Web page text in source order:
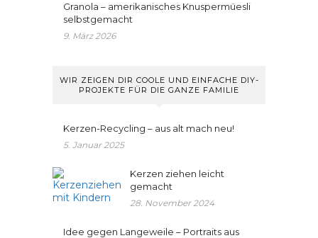
Granola – amerikanisches Knuspermüesli
selbstgemacht
9. März 2026
WIR ZEIGEN DIR COOLE UND EINFACHE DIY-
PROJEKTE FÜR DIE GANZE FAMILIE
Kerzen-Recycling – aus alt mach neu!
5. Januar 2025
Kerzen ziehen leicht
gemacht
28. November 2024
Idee gegen Langeweile – Portraits aus